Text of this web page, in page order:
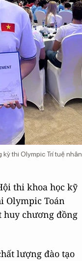
thi Olympic Trí tuệ nhân
thi khoa học kỹ
Olympic Toán
huy chương đồng
lượng đào tạo